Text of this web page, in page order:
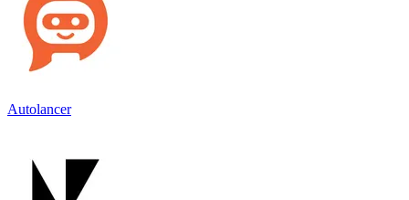
Autolancer